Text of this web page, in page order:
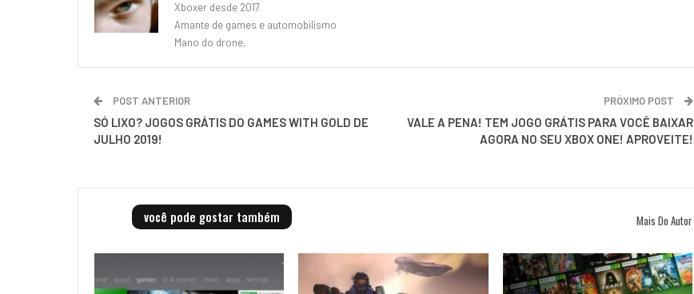
Xboxer desde 2017
Amante de games e automobilismo
Mano do drone,
POST ANTERIOR
SÓ LIXO? JOGOS GRÁTIS DO GAMES WITH GOLD DE
JULHO 2019!
PRÓXIMO POST
VALE A PENA! TEM JOGO GRÁTIS PARA VOCÊ BAIXAR
AGORA NO SEU XBOX ONE! APROVEITE!
você pode gostar também Mais Do Autor